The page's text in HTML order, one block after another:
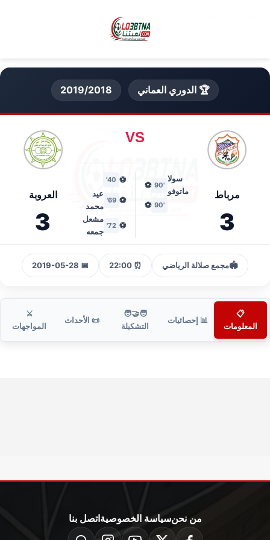
🏆 الدوري العماني 2019/2018
مرباط
3
VS
سولا
ماتوفو
'90
⚽
'90
⚽
⚽
40'
⚽
69'
عيد
محمد
⚽
72'
مشعل
جمعه
العروبة
3
🏟️مجمع صلالة الرياضي ⏰ 22:00
📅 2019-05-28
📋
المعلومات
📊 إحصائيات
🧑‍🤝‍🧑
التشكيلة
📜 الأحداث
⚔️
المواجهات
من نحنسياسة الخصوصية اتصل بنا